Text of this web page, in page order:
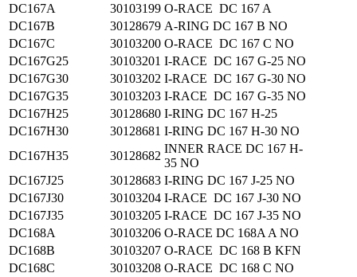
DC167A
30103199 O-RACE DC 167 A
DC167B
30128679 A-RING DC 167 B NO
DC167C
30103200 O-RACE DC 167 C NO
DC167G25
30103201 I-RACE DC 167 G-25 NO
DC167G30
30103202 I-RACE DC 167 G-30 NO
DC167G35
30103203 I-RACE DC 167 G-35 NO
DC167H25
30128680 I-RING DC 167 H-25
DC167H30
30128681 I-RING DC 167 H-30 NO
DC167H35
30128682
INNER RACE DC 167 H-
35 NO
DC167J25
30128683 I-RING DC 167 J-25 NO
DC167J30
30103204 I-RACE DC 167 J-30 NO
DC167J35
30103205 I-RACE DC 167 J-35 NO
DC168A
30103206 O-RACE DC 168A A NO
DC168B
30103207 O-RACE DC 168 B KFN
DC168C
30103208 O-RACE DC 168 C NO